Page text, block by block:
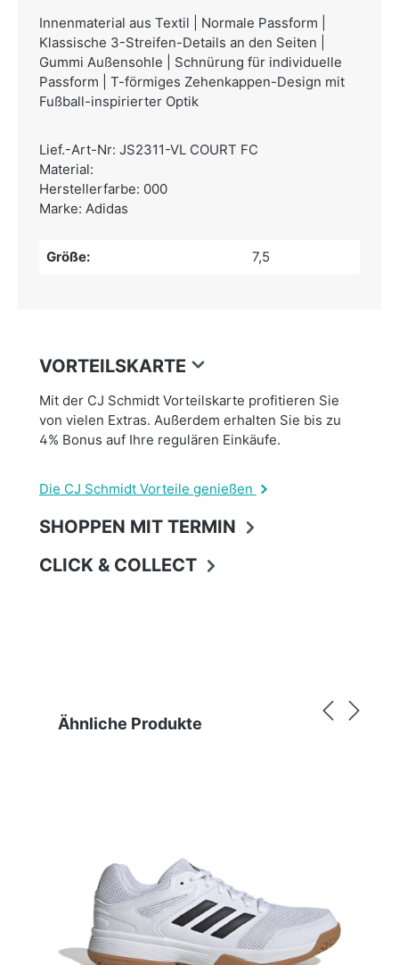
Innenmaterial aus Textil | Normale Passform |
Klassische 3-Streifen-Details an den Seiten |
Gummi Außensohle | Schnürung für individuelle
Passform | T-förmiges Zehenkappen-Design mit
Fußball-inspirierter Optik
Lief.-Art-Nr: JS2311-VL COURT FC
Material:
Herstellerfarbe: 000
Marke: Adidas
Größe: 7,5
VORTEILSKARTE
Mit der CJ Schmidt Vorteilskarte profitieren Sie
von vielen Extras. Außerdem erhalten Sie bis zu
4% Bonus auf Ihre regulären Einkäufe.
Die CJ Schmidt Vorteile genießen
SHOPPEN MIT TERMIN
CLICK & COLLECT
Produktgalerie überspringen
Ähnliche Produkte